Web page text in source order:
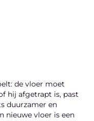
de vloer moet
hij afgetrapt is, past
duurzamer en
nieuwe vloer is een